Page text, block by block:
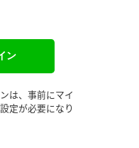
ン
は、事前にマイ
定が必要になり